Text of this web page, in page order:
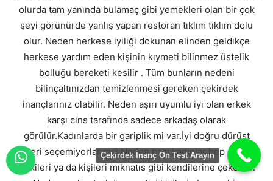
olurda tam yanında bulamaç gibi yemekleri olan bir çok
şeyi görünürde yanlış yapan restoran tıklım tıklım dolu
olur. Neden herkese iyiliği dokunan elinden geldikçe
herkese yardım eden kişinin kıymeti bilinmez üstelik
bolluğu bereketi kesilir . Tüm bunların nedeni
bilinçaltınızdan temizlenmesi gereken çekirdek
inançlarınız olabilir. Neden aşırı uyumlu iyi olan erkek
karşı cins tarafında sadece arkadaş olarak
görülür.Kadınlarda bir gariplik mi var.İyi doğru dürüst
kişileri seçemiyorlar mı? Neden bazı kadınlar hep sorunlu
ilişkileri ya da kişileri mıknatıs gibi kendilerine çekerler.
Çekirdek İnanç Ön Test Arayın